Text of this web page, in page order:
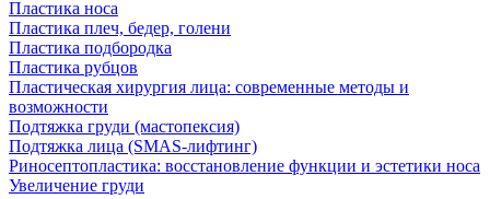
Пластика носа
Пластика плеч, бедер, голени
Пластика подбородка
Пластика рубцов
Пластическая хирургия лица: современные методы и
возможности
Подтяжка груди (мастопексия)
Подтяжка лица (SMAS-лифтинг)
Риносептопластика: восстановление функции и эстетики носа
Увеличение груди